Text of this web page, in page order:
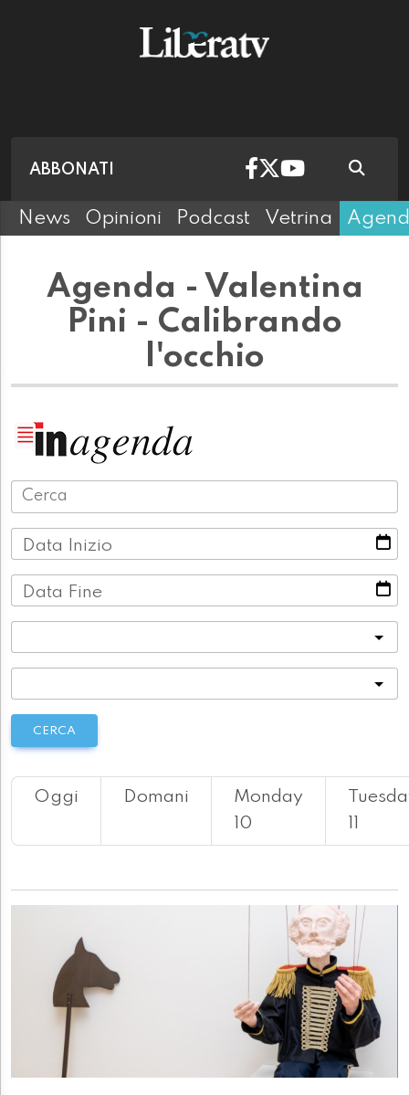
ABBONATI
News Opinioni Podcast Vetrina
Agenda - Valentina
Pini - Calibrando
l'occhio
Data Inizio
Data Fine
CERCA
Oggi Domani
Monday
10
11